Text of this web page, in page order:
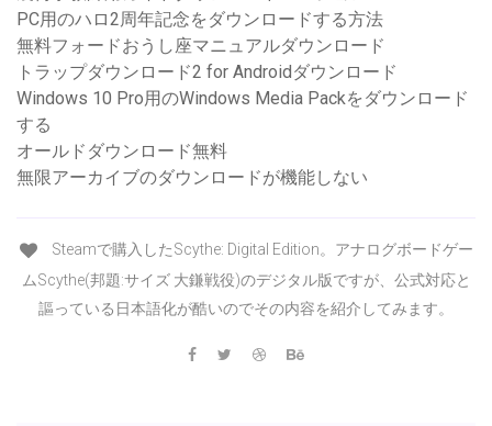
PC用のハロ2周年記念をダウンロードする方法
無料フォードおうし座マニュアルダウンロード
トラップダウンロード2 for Androidダウンロード
Windows 10 Pro用のWindows Media Packをダウンロード
する
オールドダウンロード無料
無限アーカイブのダウンロードが機能しない
Steamで購入したScythe: Digital Edition。アナログボードゲー
ムScythe(邦題:サイズ 大鎌戦役)のデジタル版ですが、公式対応と
謳っている日本語化が酷いのでその内容を紹介してみます。